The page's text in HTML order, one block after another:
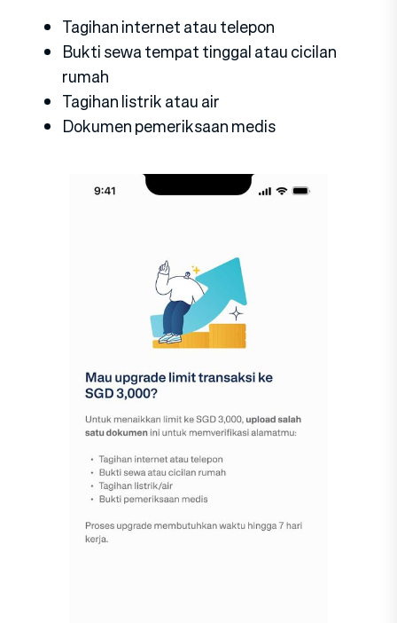
Tagihan internet atau telepon
Bukti sewa tempat tinggal atau cicilan
rumah
Tagihan listrik atau air
Dokumen pemeriksaan medis